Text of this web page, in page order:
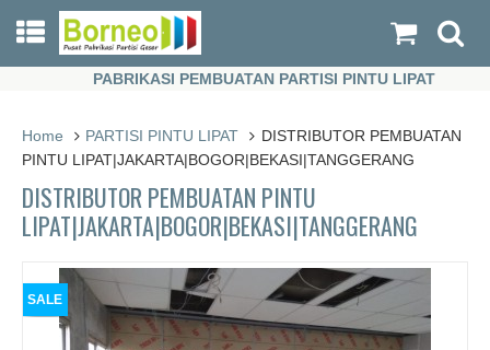
PABRIKASI PEMBUATAN PARTISI PINTU LIPAT
Home
PARTISI PINTU LIPAT
DISTRIBUTOR PEMBUATAN
PINTU LIPAT|JAKARTA|BOGOR|BEKASI|TANGGERANG
DISTRIBUTOR PEMBUATAN PINTU
LIPAT|JAKARTA|BOGOR|BEKASI|TANGGERANG
SALE